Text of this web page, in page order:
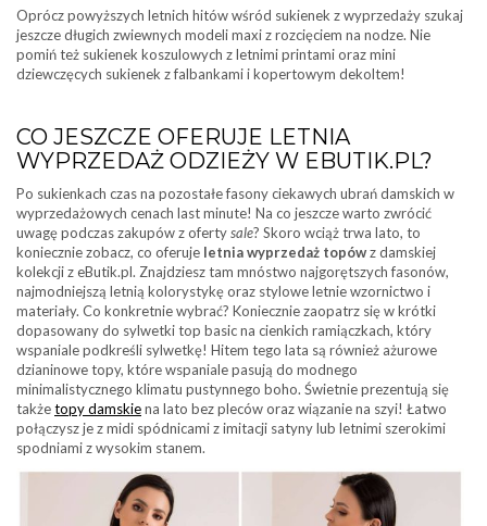
Oprócz powyższych letnich hitów wśród sukienek z wyprzedaży szukaj
jeszcze długich zwiewnych modeli maxi z rozcięciem na nodze. Nie
pomiń też sukienek koszulowych z letnimi printami oraz mini
dziewczęcych sukienek z falbankami i kopertowym dekoltem!
CO JESZCZE OFERUJE LETNIA
WYPRZEDAŻ ODZIEŻY W EBUTIK.PL?
Po sukienkach czas na pozostałe fasony ciekawych ubrań damskich w
wyprzedażowych cenach last minute! Na co jeszcze warto zwrócić
uwagę podczas zakupów z ofertysale? Skoro wciąż trwa lato, to
koniecznie zobacz, co oferuje letnia wyprzedaż topówz damskiej
kolekcji z eButik.pl. Znajdziesz tam mnóstwo najgorętszych fasonów,
najmodniejszą letnią kolorystykę oraz stylowe letnie wzornictwo i
materiały. Co konkretnie wybrać? Koniecznie zaopatrz się w krótki
dopasowany do sylwetki top basic na cienkich ramiączkach, który
wspaniale podkreśli sylwetkę! Hitem tego lata są również ażurowe
dzianinowe topy, które wspaniale pasują do modnego
minimalistycznego klimatu pustynnego boho. Świetnie prezentują się
takżetopy damskiena lato bez pleców oraz wiązanie na szyi! Łatwo
połączysz je z midi spódnicami z imitacji satyny lub letnimi szerokimi
spodniami z wysokim stanem.